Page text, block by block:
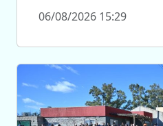
06/08/2026 15:29